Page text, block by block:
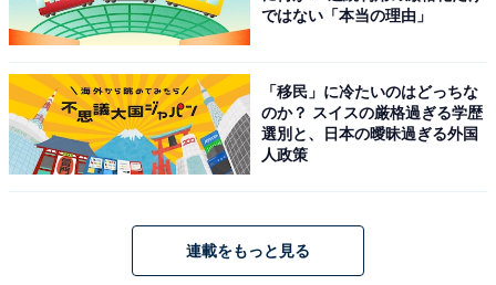
ではない「本当の理由」
「移民」に冷たいのはどっちな
のか？ スイスの厳格過ぎる学歴
選別と、日本の曖昧過ぎる外国
人政策
連載をもっと見る